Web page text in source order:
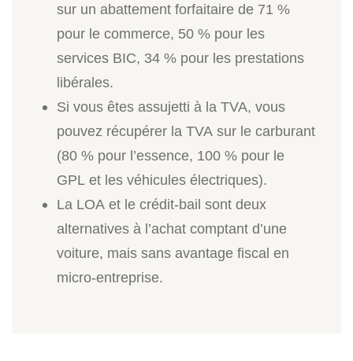
sur un abattement forfaitaire de 71 %
pour le commerce, 50 % pour les
services BIC, 34 % pour les prestations
libérales.
Si vous êtes assujetti à la TVA, vous
pouvez récupérer la TVA sur le carburant
(80 % pour l’essence, 100 % pour le
GPL et les véhicules électriques).
La LOA et le crédit-bail sont deux
alternatives à l’achat comptant d’une
voiture, mais sans avantage fiscal en
micro-entreprise.